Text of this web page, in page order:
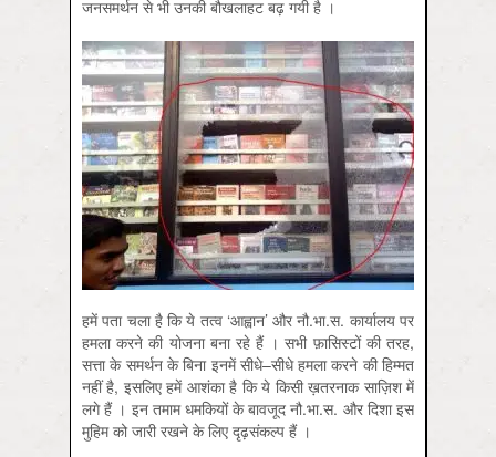
जनसमर्थन से भी उनकी बौखलाहट बढ़ गयी है ।
हमें पता चला है कि ये तत्व ‘आह्वान’ और नौ.भा.स. कार्यालय पर
हमला करने की योजना बना रहे हैं । सभी फ़ासिस्टों की तरह,
सत्ता के समर्थन के बिना इनमें सीधे–सीधे हमला करने की हिम्मत
नहीं है, इसलिए हमें आशंका है कि ये किसी ख़तरनाक साज़िश में
लगे हैं । इन तमाम धमकियों के बावजूद नौ.भा.स. और दिशा इस
मुहिम को जारी रखने के लिए दृढ़संकल्प हैं ।